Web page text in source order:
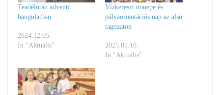
Teadélután adventi
hangulatban
2024.12.05.
In "Aktuális"
Vízkereszt ünnepe és
pályaorientációs nap az alsó
tagozaton
2025.01.10.
In "Aktuális"